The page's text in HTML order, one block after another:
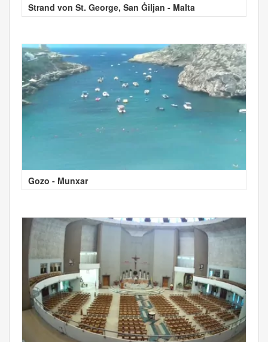
Strand von St. George, San Ġiljan - Malta
Gozo - Munxar